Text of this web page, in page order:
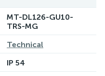
MT-DL126-GU10-
TRS-MG
Technical
IP 54